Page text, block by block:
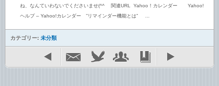
ね、なんていわないでくださいませ(^^ゞ 関連URL Yahoo！カレンダー Yahoo!
ヘルプ – Yahoo!カレンダー ”リマインダー機能とは” ...
カテゴリー: 未分類